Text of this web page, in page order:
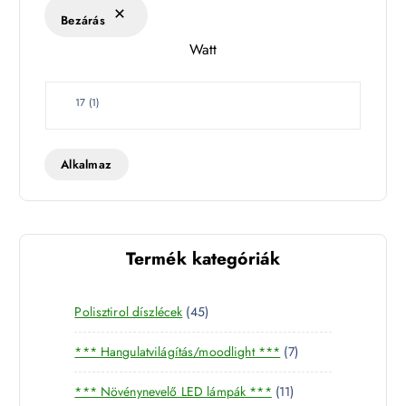
k
Bezárás
Watt
W
t
17 (1)
Alkalmaz
Termék kategóriák
Polisztirol díszlécek 454
5
t
e
r
*** Hangulatvilágítás/moodlight *** 77
t
*** Növénynevelő LED lámpák *** 111